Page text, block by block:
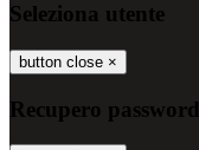
Seleziona utente
button close ×
Recupero password